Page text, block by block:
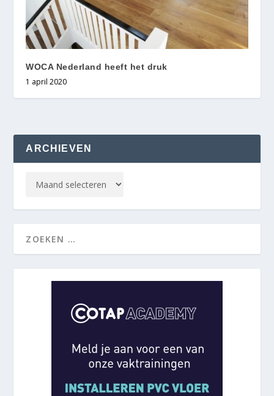
WOCA Nederland heeft het druk
1 april 2020
ARCHIEVEN